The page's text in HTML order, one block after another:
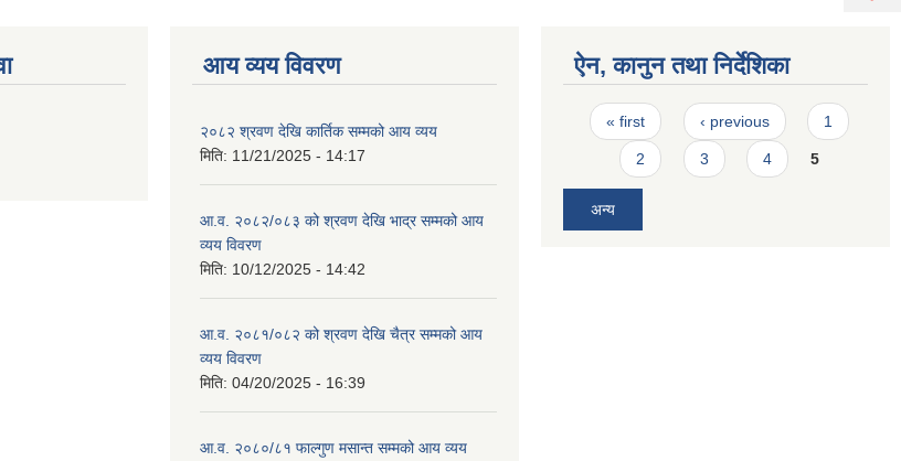
आय व्यय विवरण
२०८२ श्रवण देखि कार्तिक सम्मको आय व्यय
मिति: 11/21/2025 - 14:17
आ.व. २०८२/०८३ को श्रवण देखि भाद्र सम्मको आय
व्यय विवरण
मिति: 10/12/2025 - 14:42
आ.व. २०८१/०८२ को श्रवण देखि चैत्र सम्मको आय
व्यय विवरण
मिति: 04/20/2025 - 16:39
आ.व. २०८०/८१ फाल्गुण मसान्त सम्मको आय व्यय
ऐन, कानुन तथा निर्देशिका
Pages
« first ‹ previous 1
2 3 4 5
अन्य